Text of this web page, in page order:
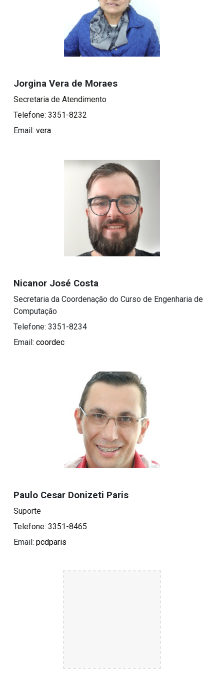
Jorgina Vera de Moraes
Secretaria de Atendimento
Telefone: 3351-8232
Email: vera
Nicanor José Costa
Secretaria da Coordenação do Curso de Engenharia de
Computação
Telefone: 3351-8234
Email: coordec
Paulo Cesar Donizeti Paris
Suporte
Telefone: 3351-8465
Email:pcdparis